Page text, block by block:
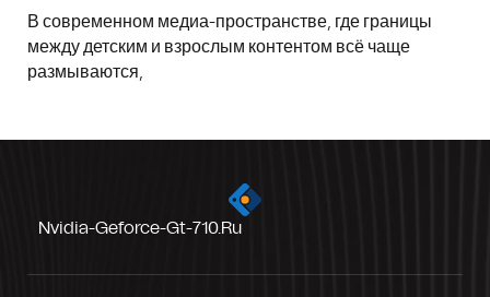
В современном медиа-пространстве, где границы
между детским и взрослым контентом всё чаще
размываются,
Nvidia-Geforce-Gt-710.ru